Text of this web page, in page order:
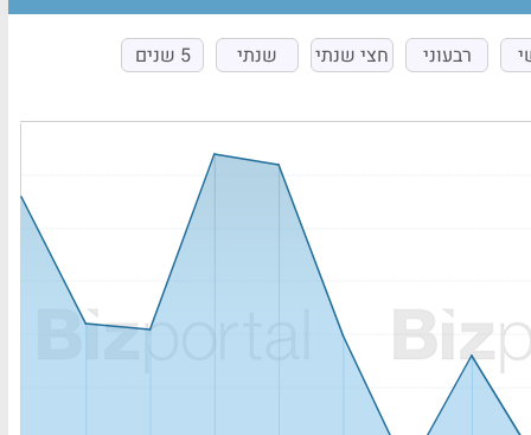
רבעוני חצי שנתי שנתי 5 שנים